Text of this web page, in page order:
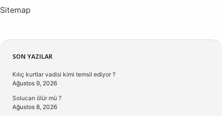
Sitemap
Sidebar
SON YAZILAR
Kılıç kurtlar vadisi kimi temsil ediyor ?
Ağustos 9, 2026
Solucan ölür mü ?
Ağustos 8, 2026